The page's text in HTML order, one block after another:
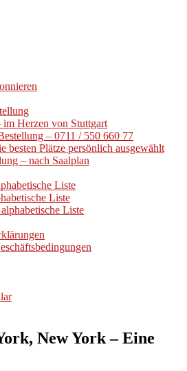
im Herzen von Stuttgart
– 0711 / 550 660 77
besten Plätze persönlich ausgewählt
– nach Saalplan
Liste
Liste
Liste
New York – Eine